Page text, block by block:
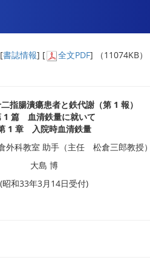
[書誌情報] [ 全文PDF] （11074KB）
指腸潰瘍患者と鉄代謝（第 1 報）
1 篇 血清鉄量に就いて
1 章 入院時血清鉄量
外科教室 助手（主任 松倉三郎教授）
大島 博
(昭和33年3月14日受付)